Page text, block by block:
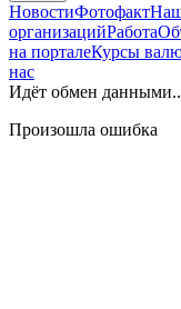
НовостиФотофакт
организацийРабота
на порталеКурсы
нас
Идёт обмен
Произошла ошибка